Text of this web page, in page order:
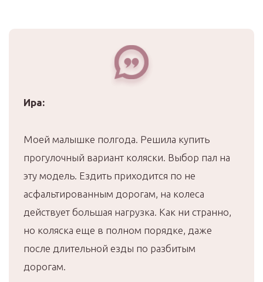
Ира:
Моей малышке полгода. Решила купить
прогулочный вариант коляски. Выбор пал на
эту модель. Ездить приходится по не
асфальтированным дорогам, на колеса
действует большая нагрузка. Как ни странно,
но коляска еще в полном порядке, даже
после длительной езды по разбитым
дорогам.